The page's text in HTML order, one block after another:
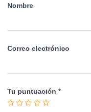
Nombre
Correo electrónico
Tu puntuación *